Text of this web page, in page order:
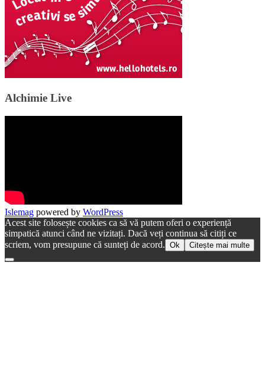
Alchimie Live
Islemag powered by WordPress
Acest site folosește cookies ca să vă putem oferi o experiență
simpatică atunci când ne vizitați. Dacă veți continua să citiți ce
scriem, vom presupune că sunteți de acord. Ok Citește mai multe